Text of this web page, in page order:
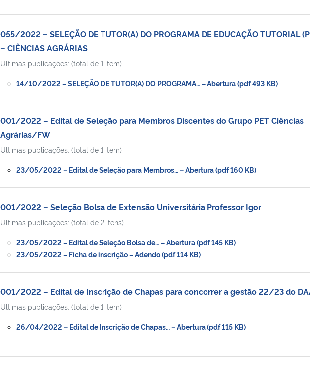
055/2022 – SELEÇÃO DE TUTOR(A) DO PROGRAMA DE EDUCAÇÃO TUTORIAL
– CIÊNCIAS AGRÁRIAS
Ultimas publicações: (total de 1 item)
14/10/2022 – SELEÇÃO DE TUTOR(A) DO PROGRAMA… – Abertura (pdf 493 KB)
001/2022 – Edital de Seleção para Membros Discentes do Grupo PET Ciências
Agrárias/FW
Ultimas publicações: (total de 1 item)
23/05/2022 – Edital de Seleção para Membros… – Abertura (pdf 160 KB)
001/2022 – Seleção Bolsa de Extensão Universitária Professor Igor
Ultimas publicações: (total de 2 itens)
23/05/2022 – Edital de Seleção Bolsa de… – Abertura (pdf 145 KB)
23/05/2022 – Ficha de inscrição – Adendo (pdf 114 KB)
001/2022 – Edital de Inscrição de Chapas para concorrer a gestão 22/23 do
Ultimas publicações: (total de 1 item)
26/04/2022 – Edital de Inscrição de Chapas… – Abertura (pdf 115 KB)